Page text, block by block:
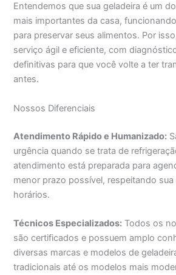
Entendemos que sua geladeira é um
mais importantes da casa,
para preservar seus alimentos. Por
serviço ágil e eficiente, com
definitivas para que você volte a ter
antes.
Nossos Diferenciais
Atendimento Rápido e Humanizado:
urgência quando se trata de
atendimento está preparada para
menor prazo possível, respeitando
horários.
Técnicos Especializados: Todos os
são certificados e possuem amplo
diversas marcas e modelos de
tradicionais até os modelos mais